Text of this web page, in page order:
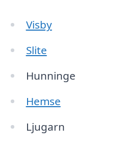
Visby
Slite
Hunninge
Hemse
Ljugarn